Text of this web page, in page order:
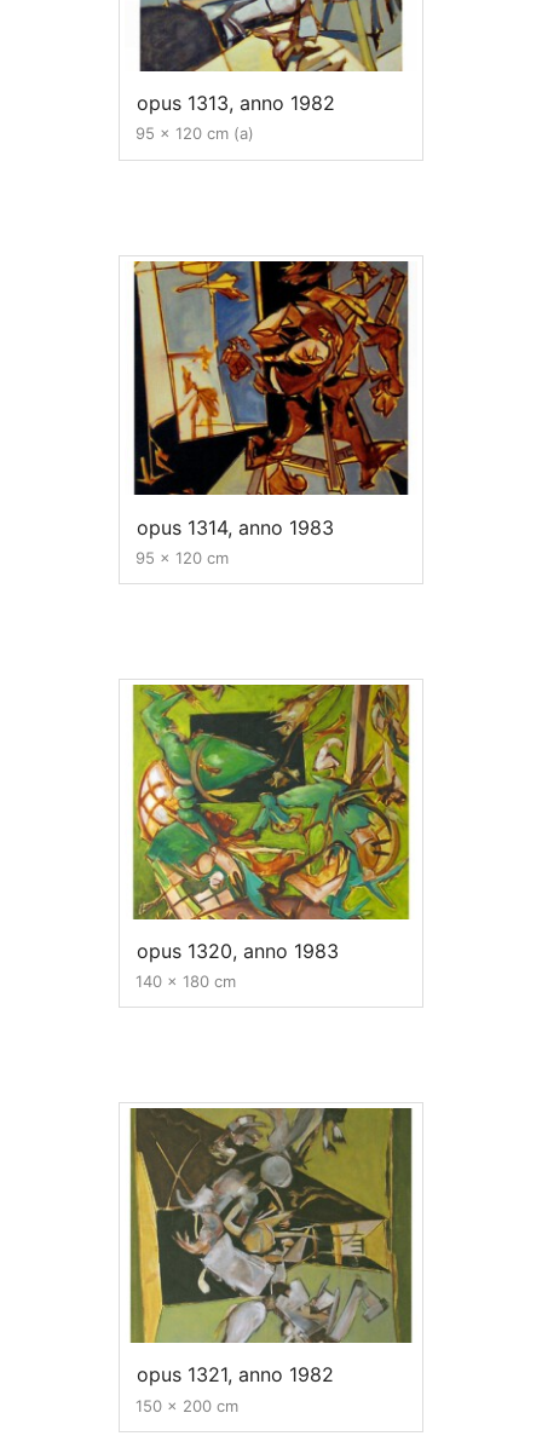
opus 1313, anno 1982
95 x 120 cm (a)
opus 1314, anno 1983
95 x 120 cm
opus 1320, anno 1983
140 x 180 cm
opus 1321, anno 1982
150 x 200 cm